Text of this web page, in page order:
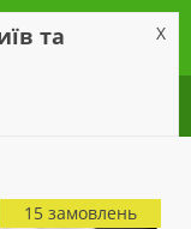
15 замовлень
та X